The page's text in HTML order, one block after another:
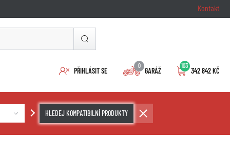
Kontakt
PŘIHLÁSIT SE
0
GARÁŽ
103
342 842 KČ
HLEDEJ KOMPATIBILNÍ PRODUKTY